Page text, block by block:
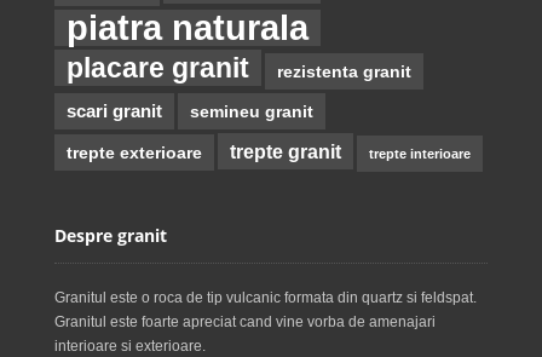
piatra naturala
placare granit rezistenta granit
scari granit semineu granit
trepte exterioare trepte granit trepte interioare
Despre granit
Granitul este o roca de tip vulcanic formata din quartz si feldspat.
Granitul este foarte apreciat cand vine vorba de amenajari
interioare si exterioare.